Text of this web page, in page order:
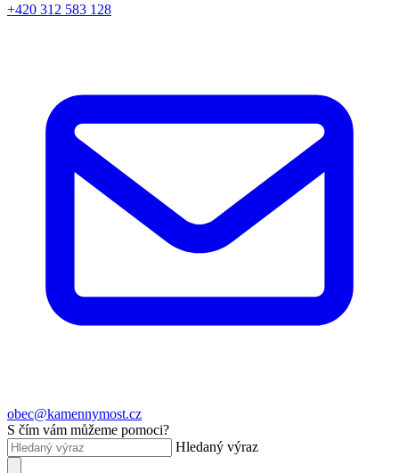
+420 312 583 128
obec@kamennymost.cz
S čím vám můžeme pomoci?
Hledaný výraz